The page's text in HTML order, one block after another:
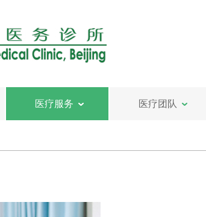
医疗服务 医疗团队